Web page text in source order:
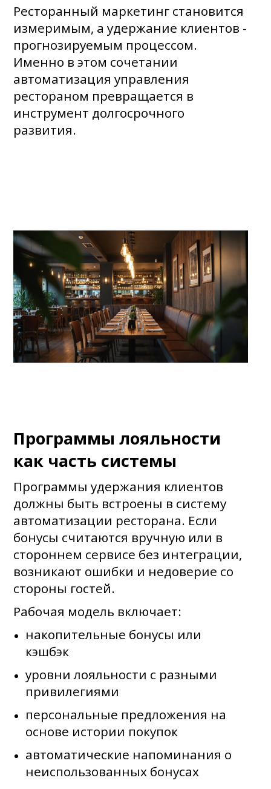
Ресторанный маркетинг становится
измеримым, а удержание клиентов -
прогнозируемым процессом.
Именно в этом сочетании
автоматизация управления
рестораном превращается в
инструмент долгосрочного
развития.
Программы лояльности
как часть системы
Программы удержания клиентов
должны быть встроены в систему
автоматизации ресторана. Если
бонусы считаются вручную или в
стороннем сервисе без интеграции,
возникают ошибки и недоверие со
стороны гостей.
Рабочая модель включает:
накопительные бонусы или
кэшбэк
уровни лояльности с разными
привилегиями
персональные предложения на
основе истории покупок
автоматические напоминания о
неиспользованных бонусах